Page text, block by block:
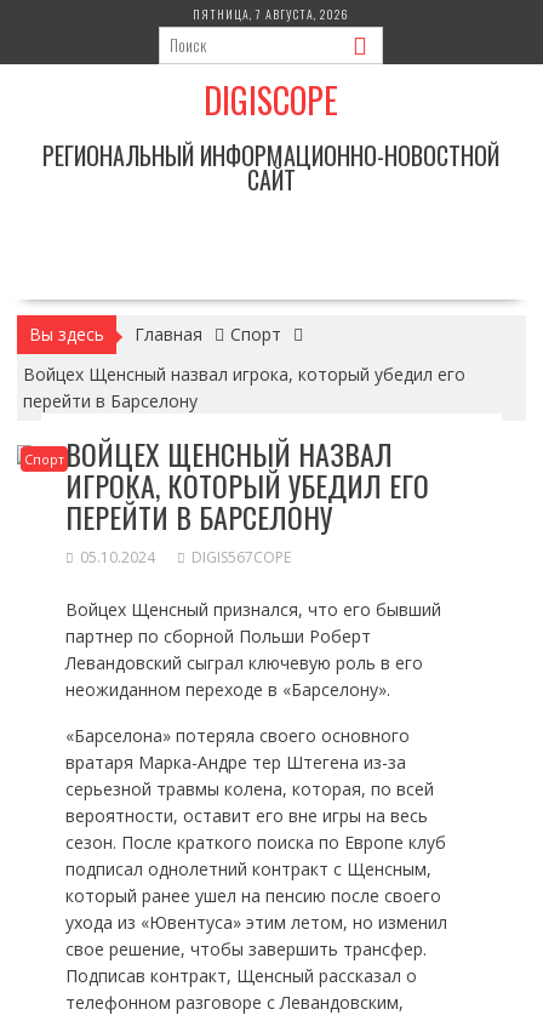
содержимому
ПЯТНИЦА, 7 АВГУСТА, 2026
DIGISCOPE
РЕГИОНАЛЬНЫЙ ИНФОРМАЦИОННО-НОВОСТНОЙ
САЙТ
Вы здесь Главная
Спорт
Войцех Щенсный назвал игрока, который убедил его
перейти в Барселону
СпортВОЙЦЕХ ЩЕНСНЫЙ НАЗВАЛ
ИГРОКА, КОТОРЫЙ УБЕДИЛ ЕГО
ПЕРЕЙТИ В БАРСЕЛОНУ
05.10.2024 DIGIS567COPE
Войцех Щенсный признался, что его бывший
партнер по сборной Польши Роберт
Левандовский сыграл ключевую роль в его
неожиданном переходе в «Барселону».
«Барселона» потеряла своего основного
вратаря Марка-Андре тер Штегена из-за
серьезной травмы колена, которая, по всей
вероятности, оставит его вне игры на весь
сезон. После краткого поиска по Европе клуб
подписал однолетний контракт с Щенсным,
который ранее ушел на пенсию после своего
ухода из «Ювентуса» этим летом, но изменил
свое решение, чтобы завершить трансфер.
Подписав контракт, Щенсный рассказал о
телефонном разговоре с Левандовским,